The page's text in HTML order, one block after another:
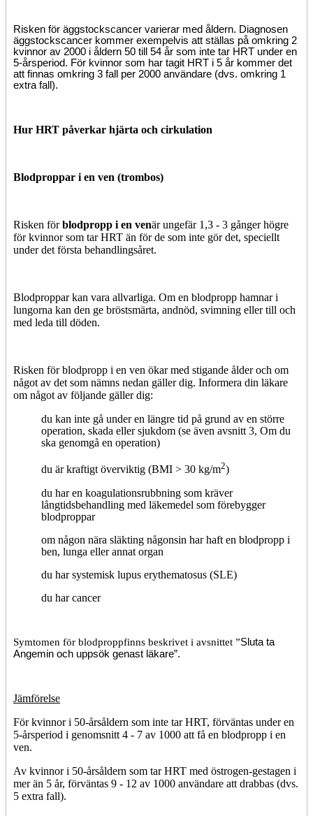
Risken för äggstockscancer varierar med åldern. Diagnosen
äggstockscancer kommer exempelvis att ställas på omkring 2
kvinnor av 2000 i åldern 50 till 54 år som inte tar HRT under en
5-årsperiod. För kvinnor som har tagit HRT i 5 år kommer det
att finnas omkring 3 fall per 2000 användare (dvs. omkring 1
extra fall).
Hur HRT påverkar hjärta och cirkulation
Blodproppar i en ven (trombos)
Risken för blodpropp i en venär ungefär 1,3 - 3 gånger högre
för kvinnor som tar HRT än för de som inte gör det, speciellt
under det första behandlingsåret.
Blodproppar kan vara allvarliga. Om en blodpropp hamnar i
lungorna kan den ge bröstsmärta, andnöd, svimning eller till och
med leda till döden.
Risken för blodpropp i en ven ökar med stigande ålder och om
något av det som nämns nedan gäller dig. Informera din läkare
om något av följande gäller dig:
du kan inte gå under en längre tid på grund av en större
operation, skada eller sjukdom (se även avsnitt 3, Om du
ska genomgå en operation)
du är kraftigt överviktig (BMI > 30 kg/m2)
du har en koagulationsrubbning som kräver
långtidsbehandling med läkemedel som förebygger
blodproppar
om någon nära släkting någonsin har haft en blodpropp i
ben, lunga eller annat organ
du har systemisk lupus erythematosus (SLE)
du har cancer
Symtomen för blodproppfinns beskrivet i avsnittet ”Sluta ta
Angemin och uppsök genast läkare”.
Jämförelse
För kvinnor i 50-årsåldern som inte tar HRT, förväntas under en
5-årsperiod i genomsnitt 4 - 7 av 1000 att få en blodpropp i en
ven.
Av kvinnor i 50-årsåldern som tar HRT med östrogen-gestagen i
mer än 5 år, förväntas 9 - 12 av 1000 användare att drabbas (dvs.
5 extra fall).